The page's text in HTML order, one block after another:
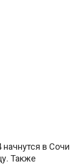
в Сочи
Также